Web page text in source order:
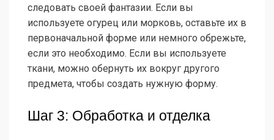
следовать своей фантазии. Если вы
используете огурец или морковь, оставьте их в
первоначальной форме или немного обрежьте,
если это необходимо. Если вы используете
ткани, можно обернуть их вокруг другого
предмета, чтобы создать нужную форму.
Шаг 3: Обработка и отделка